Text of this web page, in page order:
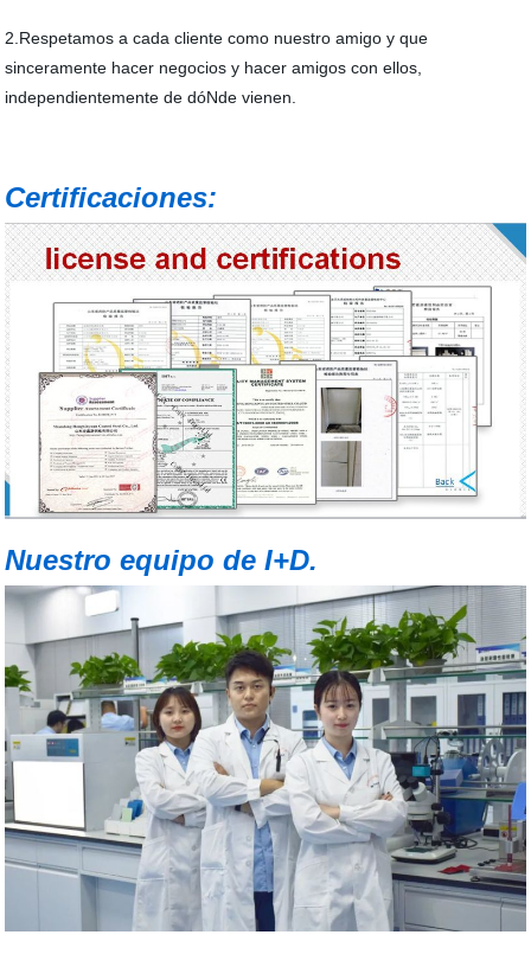
2.Respetamos a cada cliente como nuestro amigo y que
sinceramente hacer negocios y hacer amigos con ellos,
independientemente de dóNde vienen.
Certificaciones:
Nuestro equipo de I+D.